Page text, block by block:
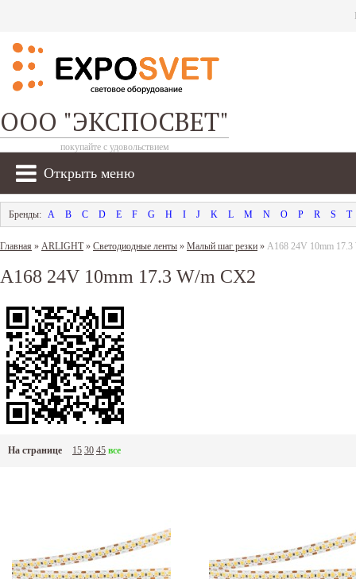
ООО "ЭКСПОСВЕТ"
покупайте с удовольствием
Открыть меню
A B C D E F G H I J K L M N O P R S T
Главная » ARLIGHT» Светодиодные ленты » Малый шаг резки » A168 24V 10mm 17.3
A168 24V 10mm 17.3 W/m CX2
На странице 15 30 45 все